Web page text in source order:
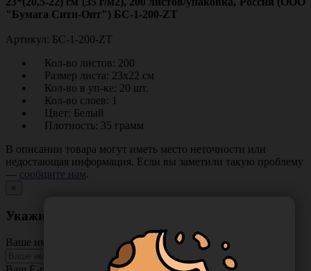
"Бумага Сити-Опт") БС-1-200-ZT
Артикул: БС-1-200-ZT
Кол-во листов: 200
Размер листа: 23х22 см
Кол-во в уп-ке: 20 шт.
Кол-во слоев: 1
Цвет: Белый
Плотность: 35 грамм
В описании товара могут иметь место неточности или
недостающая информация. Если вы заметили такую проблему
— сообщите нам.
×
Укажите неточность в описании товара
Ваше имя